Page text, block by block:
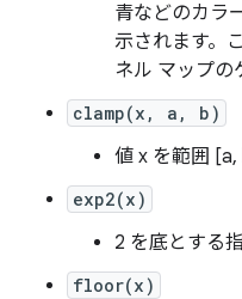
青などのカラ
示されます。
ネル マップの
clamp(x, a, b)
値 x を範囲 [a,
exp2(x)
2 を底とする
floor(x)